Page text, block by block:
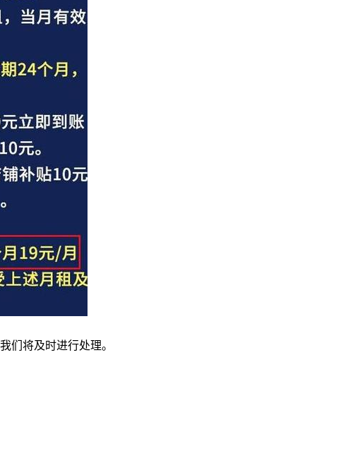
们将及时进行处理。